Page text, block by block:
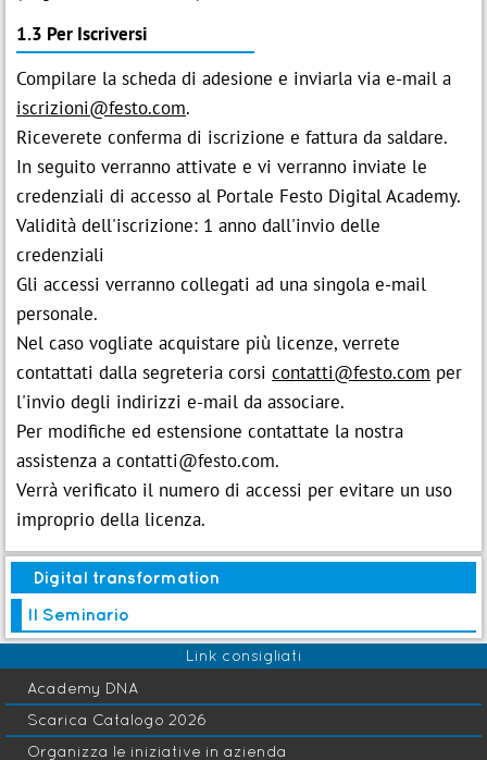
1.3 Per Iscriversi
Compilare la scheda di adesione e inviarla via e-mail a
iscrizioni@festo.com.
Riceverete conferma di iscrizione e fattura da saldare.
In seguito verranno attivate e vi verranno inviate le
credenziali di accesso al Portale Festo Digital Academy.
Validità dell'iscrizione: 1 anno dall'invio delle
credenziali
Gli accessi verranno collegati ad una singola e-mail
personale.
Nel caso vogliate acquistare più licenze, verrete
contattati dalla segreteria corsi contatti@festo.com per
l'invio degli indirizzi e-mail da associare.
Per modifiche ed estensione contattate la nostra
assistenza a contatti@festo.com.
Verrà verificato il numero di accessi per evitare un uso
improprio della licenza.
Digital transformation
Il Seminario
Link consigliati
Academy DNA
Scarica Catalogo 2026
Organizza le iniziative in azienda